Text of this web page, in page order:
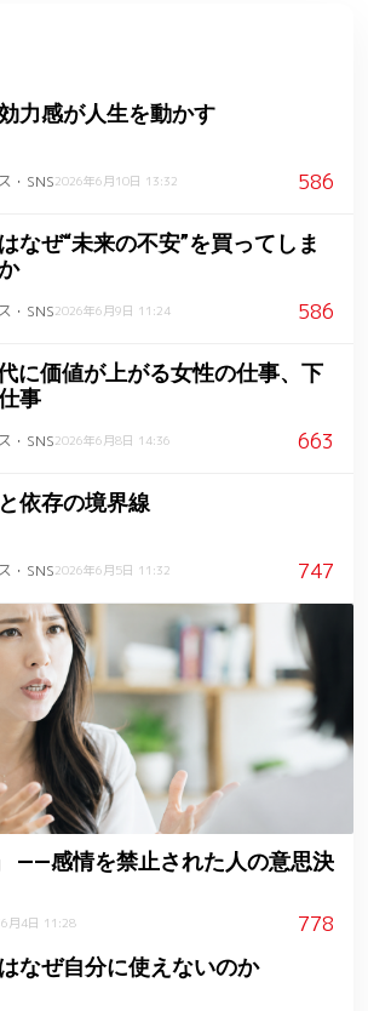
力感が人生を動かす
・SNS2026年6月10日 13:32 586
なぜ“未来の不安”を買ってしま
・SNS2026年6月9日 11:24 586
に価値が上がる女性の仕事、下
事
・SNS2026年6月8日 14:36 663
依存の境界線
・SNS2026年6月5日 11:32 747
――感情を禁止された人の意思決
月4日 11:28 778
なぜ自分に使えないのか